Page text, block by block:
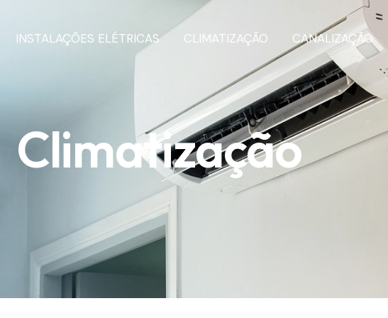
INSTALAÇÕES ELÉTRICAS CLIMATIZAÇÃO
CANALIZAÇÃO
Climatização